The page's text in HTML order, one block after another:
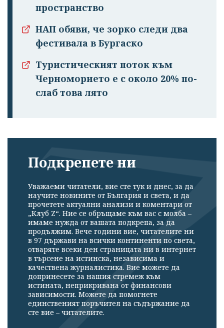
пространство
НАП обяви, че зорко следи два
фестивала в Бургаско
Туристическият поток към
Черноморието е с около 20% по-
слаб това лято
Подкрепете ни
Уважаеми читатели, вие сте тук и днес, за да
научите новините от България и света, и да
прочетете актуални анализи и коментари от
„Клуб Z“. Ние се обръщаме към вас с молба –
имаме нужда от вашата подкрепа, за да
продължим. Вече години вие, читателите ни
в 97 държави на всички континенти по света,
отваряте всеки ден страницата ни в интернет
в търсене на истинска, независима и
качествена журналистика. Вие можете да
допринесете за нашия стремеж към
истината, неприкривана от финансови
зависимости. Можете да помогнете
единственият поръчител на съдържание да
сте вие – читателите.